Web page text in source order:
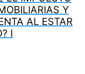
Y
AL ESTAR
I